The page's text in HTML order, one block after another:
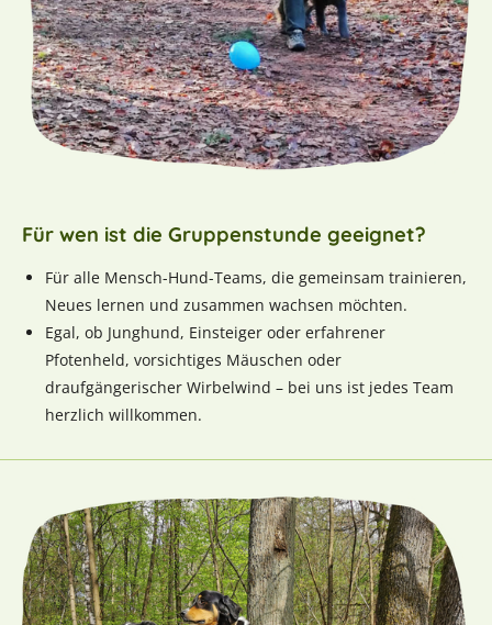
Für wen ist die Gruppenstunde geeignet?
Für alle Mensch-Hund-Teams, die gemeinsam trainieren,
Neues lernen und zusammen wachsen möchten.
Egal, ob Junghund, Einsteiger oder erfahrener
Pfotenheld, vorsichtiges Mäuschen oder
draufgängerischer Wirbelwind – bei uns ist jedes Team
herzlich willkommen.